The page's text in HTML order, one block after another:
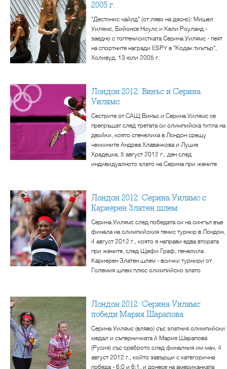
2005 г.
"Дестинис чайлд" (от ляво на дясно): Мишел
Уилямс, Бийонсе Ноулс и Кели Роуланд -
заедно с топтенисистката Серина Уилямс - пеят
на спортните награди ESPY в "Кодак тиътър",
Холивуд, 13 юли 2005 г.
Лондон 2012: Винъс и Серина
Уилямс
Сестрите от САЩ Винъс и Серина Уилямс се
прегръщат след третата си олимпийска титла на
двойки, която спечелиха в Лондон срещу
чехкините Андреа Хлавачкова и Луцие
Храдецка, 5 август 2012 г., ден след
индивидуалното злато на Серина при жените
Лондон 2012: Серина Уилямс с
Кариерен Златен шлем
Серина Уилямс след победата си на сингъл във
финала на олимпийския тенис турнир в Лондон,
4 август 2012 г., която я направи едва втората
при жените, след Щефи Граф, печелила
Кариерен Златен шлем - всички турнири от
Големия шлем плюс олимпийско злато
Лондон 2012: Серина Уилямс
победи Мария Шарапова
Серина Уилямс (вляво) със златния олимпийски
медал и съперничката й Мария Шарапова
(Русия) със среброто след финалния им мач, 4
август 2012 г., който завърши с категорична
победа - 6:0 и 6:1, и донесе на американката